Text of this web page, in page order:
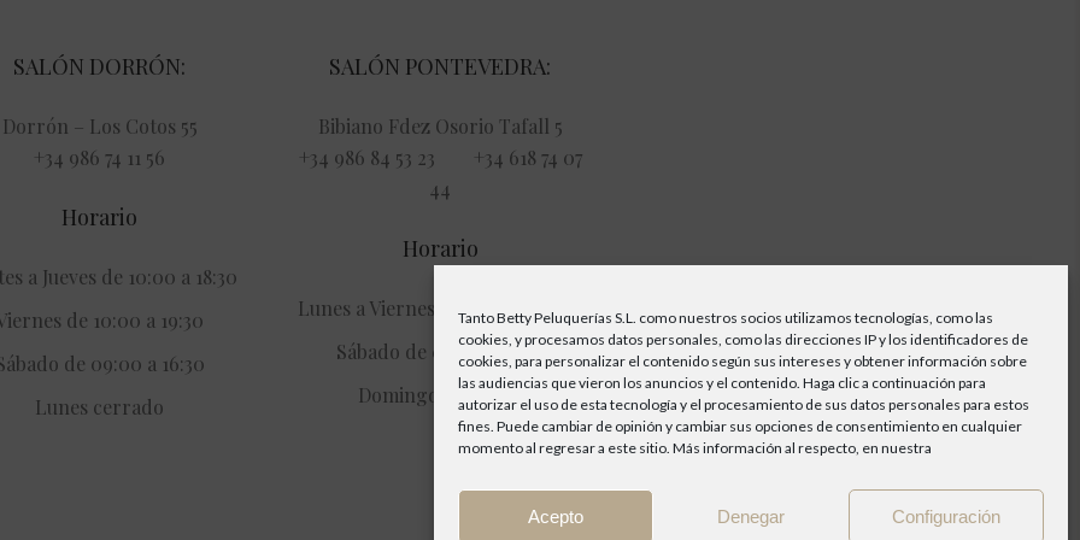
Tanto Betty Peluquerías S.L. como nuestros socios utilizamos tecnologías, como las
cookies, y procesamos datos personales, como las direcciones IP y los identificadores de
cookies, para personalizar el contenido según sus intereses y obtener información sobre
las audiencias que vieron los anuncios y el contenido. Haga clic a continuación para
autorizar el uso de esta tecnología y el procesamiento de sus datos personales para estos
fines. Puede cambiar de opinión y cambiar sus opciones de consentimiento en cualquier
momento al regresar a este sitio. Más información al respecto, en nuestra
Acepto Denegar Configuración
SALÓN DORRÓN:
Dorrón – Los Cotos 55
+34 986 74 11 56
Horario
a Jueves de 10:00 a 18:30
de 10:00 a 19:30
de 09:00 a 16:30
Lunes cerrado
SALÓN PONTEVEDRA:
Bibiano Fdez Osorio Tafall 5
+34 986 84 53 23 +34 618 74 07
44
Horario
Lunes a Viernes de 09:00 a 21:00
Sábado de 09:00 a 15:30
Domingos cerrado